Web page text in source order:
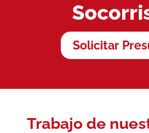
Solicitar
Trabajo de